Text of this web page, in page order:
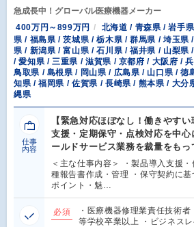
急成長中！グローバル医療機器メーカー
400万円～899万円
北海道 / 青森県 / 岩手
県 / 福島県 / 茨城県 / 栃木県 / 群馬県 / 埼玉県
県 / 新潟県 / 富山県 / 石川県 / 福井県 / 山梨県
/ 愛知県 / 三重県 / 滋賀県 / 京都府 / 大阪府 /
鳥取県 / 島根県 / 岡山県 / 広島県 / 山口県 / 徳
知県 / 福岡県 / 佐賀県 / 長崎県 / 熊本県 / 大分
縄県
仕事
内容
【緊急対応ほぼなし！働きやす
支援・定期保守・点検対応を中心
ールドサービス業務を裁量をもっ
＜主な仕事内容＞ ・製品導入支援
種報告書作成・管理 ・保守契約に
ポイント・魅…
必須
・医療機器修理業責任技術
等学校卒業以上 ・ビジネス